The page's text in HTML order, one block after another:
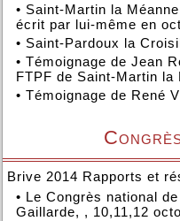
• Saint-Martin la
écrit par lui-même en
• Saint-Pardoux la
• Témoignage de Jean
FTPF de Saint-Martin la
• Témoignage de René
Brive 2014 Rapports et
• Le Congrès national
Gaillarde, , 10,11,12